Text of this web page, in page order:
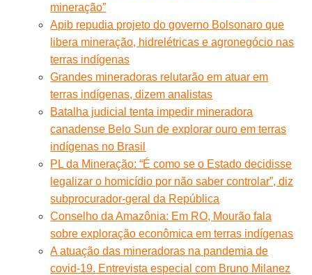
mineração”
Apib repudia projeto do governo Bolsonaro que
libera mineração, hidrelétricas e agronegócio nas
terras indígenas
Grandes mineradoras relutarão em atuar em
terras indígenas, dizem analistas
Batalha judicial tenta impedir mineradora
canadense Belo Sun de explorar ouro em terras
indígenas no Brasil
PL da Mineração: “É como se o Estado decidisse
legalizar o homicídio por não saber controlar”, diz
subprocurador-geral da República
Conselho da Amazônia: Em RO, Mourão fala
sobre exploração econômica em terras indígenas
A atuação das mineradoras na pandemia de
covid-19. Entrevista especial com Bruno Milanez